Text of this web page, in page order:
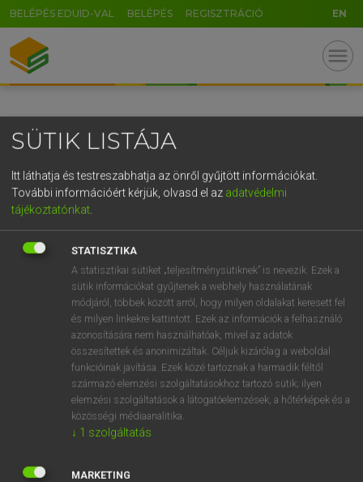
BELÉPÉS EDUID-VAL BELÉPÉS REGISZTRÁCIÓ EN
menu
OOOOPS!
SÜTIK LISTÁJA
Itt láthatja és testreszabhatja az önről gyűjtött információkat.
További információért kérjük, olvasd el az adatvédelmi
tájékoztatónkat
STATISZTIKA
A statisztikai sütiket „teljesítménysütiknek” is nevezik. Ezek a
sütik információkat gyűjtenek a webhely használatának
módjáról, többek között arról, hogy milyen oldalakat keresett fel
és milyen linkekre kattintott. Ezek az információk a felhasználó
azonosítására nem használhatóak, mivel az adatok
összesítettek és anonimizáltak. Céljuk kizárólag a weboldal
funkcióinak javítása. Ezek közé tartoznak a harmadik féltől
származó elemzési szolgáltatásokhoz tartozó sütik; ilyen
elemzési szolgáltatások a látogatóelemzések, a hőtérképek és a
közösségi médiaanalitika.
↓ 1 szolgáltatás
MARKETING
GR
5
g h k l
v b n m , . - AltGr